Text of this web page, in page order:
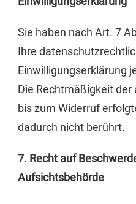
Sie haben nach Art. 7
Ihre
Einwilligungserklärung
Die Rechtmäßigkeit der
bis zum Widerruf
dadurch nicht berührt.
7. Recht auf
Aufsichtsbehörde